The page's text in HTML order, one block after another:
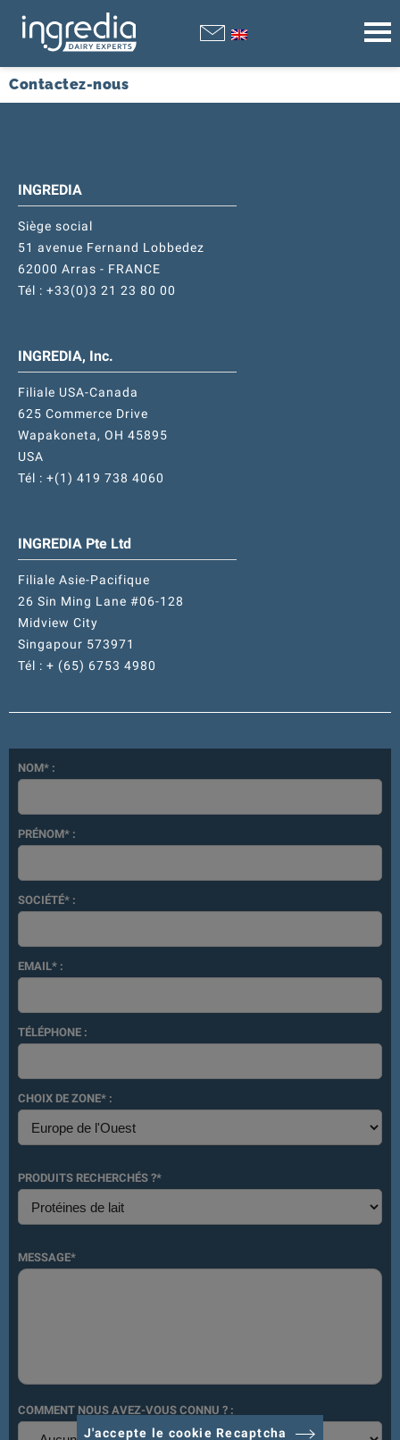
Contactez-nous
INGREDIA
Siège social
51 avenue Fernand Lobbedez
62000 Arras - FRANCE
Tél : +33(0)3 21 23 80 00
INGREDIA, Inc.
Filiale USA-Canada
625 Commerce Drive
Wapakoneta, OH 45895
USA
Tél : +(1) 419 738 4060
INGREDIA Pte Ltd
Filiale Asie-Pacifique
26 Sin Ming Lane #06-128
Midview City
Singapour 573971
Tél : + (65) 6753 4980
J'accepte le cookie Recaptcha
NOM* :
PRÉNOM* :
SOCIÉTÉ* :
EMAIL* :
TÉLÉPHONE :
CHOIX DE ZONE* :
PRODUITS RECHERCHÉS ?*
MESSAGE*
COMMENT NOUS AVEZ-VOUS CONNU ? :